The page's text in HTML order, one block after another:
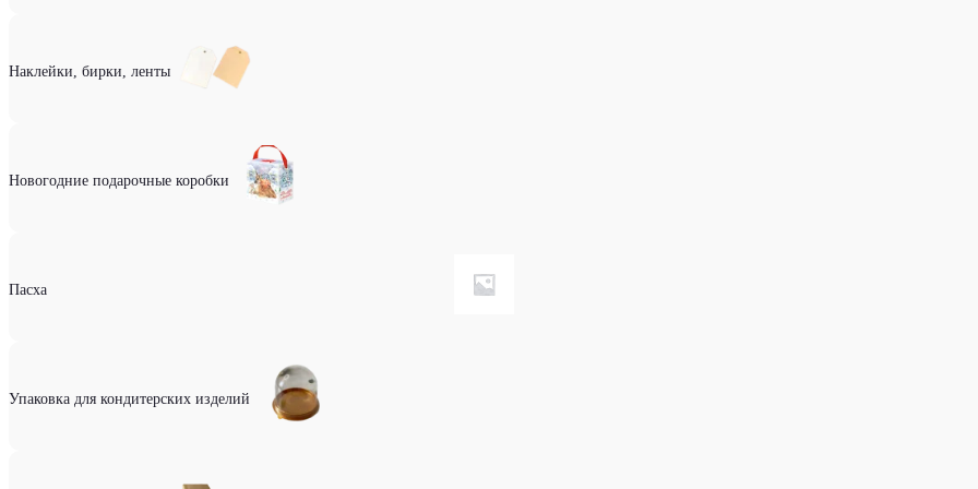
Наклейки, бирки, ленты
Новогодние подарочные коробки
Пасха
Упаковка для кондитерских изделий